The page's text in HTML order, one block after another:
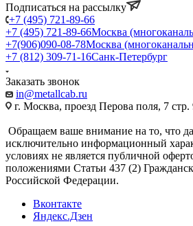
Подписаться на рассылку
+7 (495) 721-89-66
+7 (495) 721-89-66Москва
+7(906)090-08-78Москва
+7 (812) 309-71-16Санк-Петербург
Заказать звонок
in@metallcab.ru
г. Москва, проезд Перова поля, 7 стр.
Обращаем ваше внимание на то, что
исключительно информационный
условиях не является публичной
положениями Статьи 437 (2)
Российской Федерации.
Вконтакте
Яндекс.Дзен